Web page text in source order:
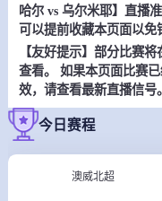
哈尔 vs 乌尔米耶】直播
可以提前收藏本页面以免
【友好提示】部分比赛
查看。 如果本页面比赛
效，请查看最新直播信号。
今日赛程
澳威北超